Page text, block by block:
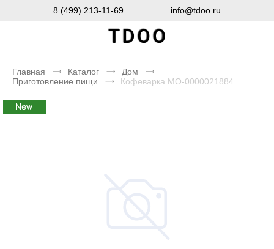
8 (499) 213-11-69 info@tdoo.ru
Главная Каталог
Дом
Приготовление пищи
Кофеварка MO-0000021884